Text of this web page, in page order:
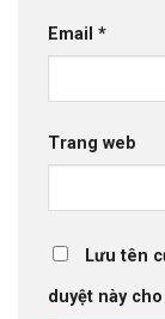
Email *
Trang web
Lưu tên
duyệt này